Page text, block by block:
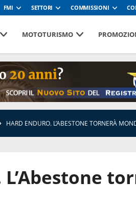
FMI SETTORI COMMISSIONI
MOTOTURISMO
HARD ENDURO. L’ABESTONE TORNERÀ